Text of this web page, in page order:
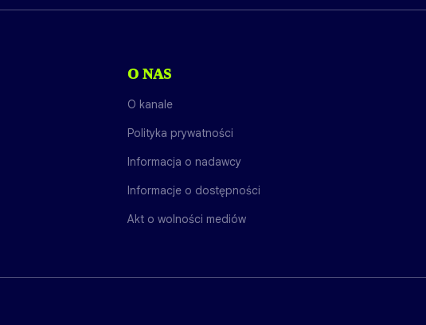
O NAS
O kanale
Polityka prywatności
Informacja o nadawcy
Informacje o dostępności
Akt o wolności mediów